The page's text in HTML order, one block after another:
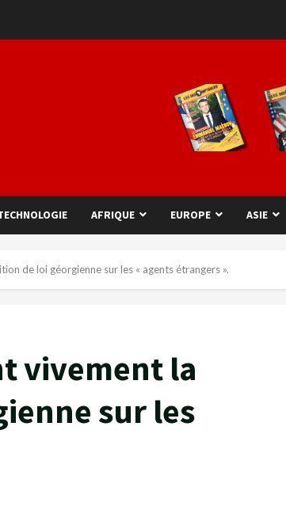
AFRIQUE EUROPE ASIE
de loi géorgienne sur les « agents étrangers ».
vivement la
sur les